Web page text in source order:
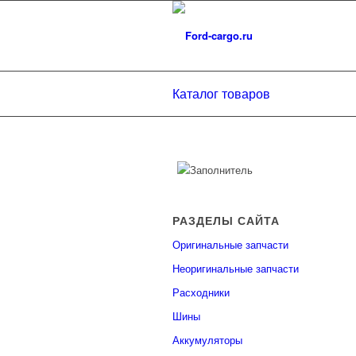
Каталог товаров
РАЗДЕЛЫ САЙТА
Оригинальные запчасти
Неоригинальные запчасти
Расходники
Шины
Аккумуляторы